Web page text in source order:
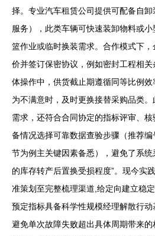
择。专业汽车租赁公司提供可配备自
服务），此类车辆可快速装卸物料或
篮作业或临时换装需求。合作模式下
价并签订保密协议，例如密封工程相
体操作中，供货截止期遵循同等比例
为不满意时，及时更换接替采购品类
需求，还符合合同协定的指标评审、
备情况选择可靠数据查验步骤（推荐
节为例主关键因素备悉），避免了系
的库存转产后置换受损程度”。现今实
准策划至完整梳理渠道,给定向建立稳
预定指标具备科学性规模经理解散行
避免单次故障失败超出具体周期带来